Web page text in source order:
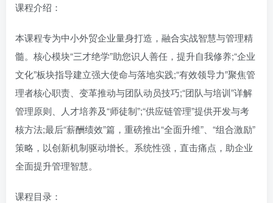
课程介绍：
本课程专为中小外贸企业量身打造，融合实战智慧与管理精
髓。核心模块“​​三才绝学​​”助您识人善任，提升自我修养;“​​企业
文化​​”板块指导建立强大使命与落地实践;“​​有效领导力​​”聚焦管
理者核心职责、变革推动与团队动员技巧;“​​团队与培训​​”详解
管理原则、人才培养及“师徒制”;“​​供应链管理​​”提供开发与考
核方法;最后“​​薪酬绩效​​”篇，重磅推出“​​全面升维​​”、“​​组合激励​​”
策略，以创新机制驱动增长。系统性强，直击痛点，助企业
全面提升管理智慧。
课程目录：